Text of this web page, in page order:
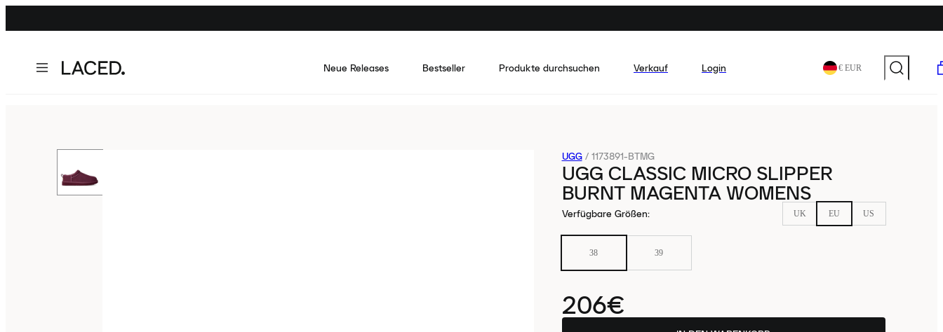
Neue Releases Bestseller Produkte durchsuchen Verkauf Login € EUR
UGG / 1173891-BTMG
UGG CLASSIC MICRO SLIPPER
BURNT MAGENTA WOMENS
Verfügbare Größen: UK EU US
38 39
206€